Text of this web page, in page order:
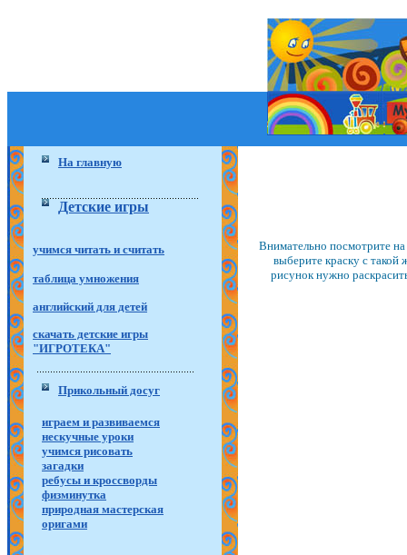
На главную
Детские игры
учимся читать и считать
таблица умножения
английский для детей
скачать детские игры
"ИГРОТЕКА"
Прикольный досуг
играем и развиваемся
нескучные уроки
учимся рисовать
загадки
ребусы и кроссворды
физминутка
природная мастерская
оригами
Внимательно посмотрите
выберите краску с
рисунок нужно